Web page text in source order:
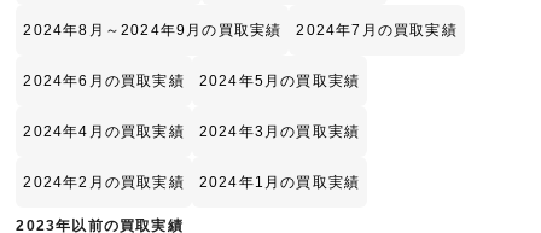
2024年8月～2024年9月の買取実績 2024年7月の買取実績
2024年6月の買取実績 2024年5月の買取実績
2024年4月の買取実績 2024年3月の買取実績
2024年2月の買取実績 2024年1月の買取実績
2023年以前の買取実績